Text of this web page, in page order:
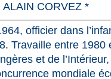
ALAIN CORVEZ *
officier dans
Travaille entre 1980
et de
mondiale